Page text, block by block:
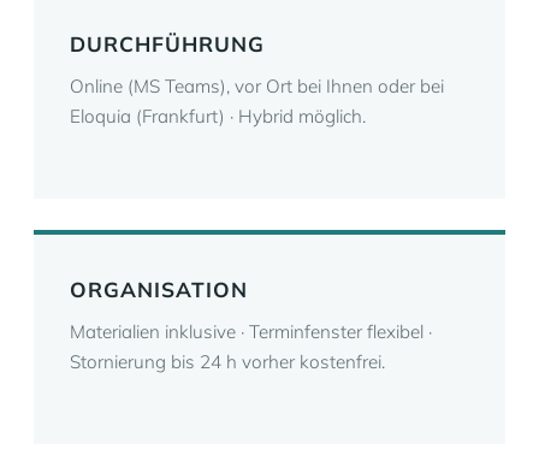
DURCHFÜHRUNG
Online (MS Teams), vor Ort bei Ihnen oder bei
Eloquia (Frankfurt) · Hybrid möglich.
ORGANISATION
Materialien inklusive · Terminfenster flexibel ·
Stornierung bis 24 h vorher kostenfrei.